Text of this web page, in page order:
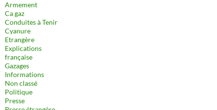
Armement
Ca gaz
Conduites à Tenir
Cyanure
Etrangère
Explications
française
Gazages
Informations
Non classé
Politique
Presse